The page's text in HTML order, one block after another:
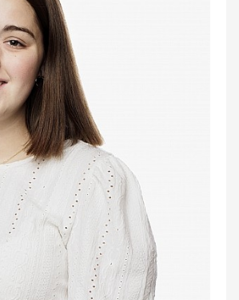
Contact